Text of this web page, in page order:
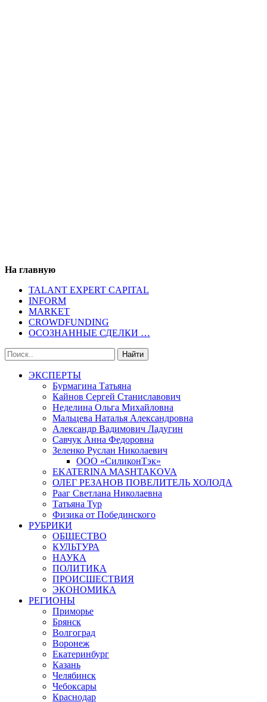
На главную
TALANT EXPERT CAPITAL
INFORM
MARKET
CROWDFUNDING
ОСОЗНАННЫЕ СДЕЛКИ …
ЭКСПЕРТЫ
Бурмагина Татьяна
Кайнов Сергей Станиславович
Неделина Ольга Михайловна
Мальцева Наталья Александровна
Александр Вадимович Ладугин
Савчук Анна Федоровна
Зеленко Руслан Николаевич
ООО «СиликонТэк»
EKATERINA MASHTAKOVA
ОЛЕГ РЕЗАНОВ ПОВЕЛИТЕЛЬ ХОЛОДА
Рааг Светлана Николаевна
Татьяна Тур
Физика от Побединского
РУБРИКИ
ОБЩЕСТВО
КУЛЬТУРА
НАУКА
ПОЛИТИКА
ПРОИСШЕСТВИЯ
ЭКОНОМИКА
РЕГИОНЫ
Приморье
Брянск
Волгоград
Воронеж
Екатеринбург
Казань
Челябинск
Чебоксары
Краснодар